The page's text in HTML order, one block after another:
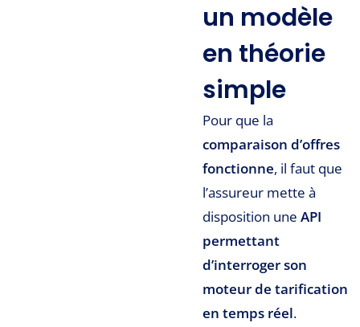
un modèle
en théorie
simple
Pour que la
comparaison d’offres
fonctionne, il faut que
l’assureur mette à
disposition une API
permettant
d’interroger son
moteur de tarification
en temps réel.